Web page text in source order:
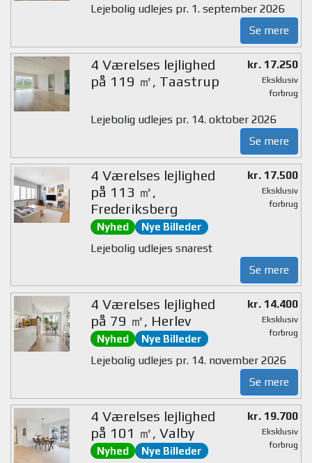
Lejebolig udlejes pr. 1. september 2026
Se mere
4 Værelses lejlighed
på 119 ㎡, Taastrup
kr. 17.250
Eksklusiv
forbrug
Lejebolig udlejes pr. 14. oktober 2026
Se mere
4 Værelses lejlighed
på 113 ㎡,
Frederiksberg
Nyhed Nye Billeder
kr. 17.500
Eksklusiv
forbrug
Lejebolig udlejes snarest
Se mere
4 Værelses lejlighed
på 79 ㎡, Herlev
Nyhed Nye Billeder
kr. 14.400
Eksklusiv
forbrug
Lejebolig udlejes pr. 14. november 2026
Se mere
4 Værelses lejlighed
på 101 ㎡, Valby
Nyhed Nye Billeder
kr. 19.700
Eksklusiv
forbrug